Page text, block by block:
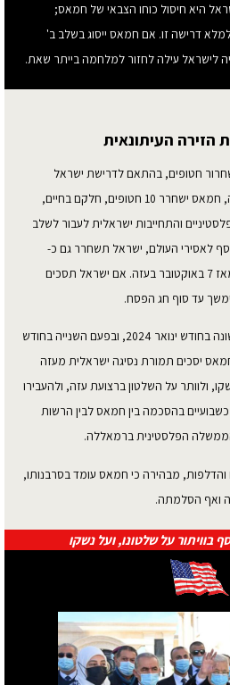
היא חיסול כוחו הצבאי של חמאס;
דרישה זו. אם חמאס ייסוג בשלב ב'
עילה לחזור למלחמה בייתר שאת.
העיתונאית
חטופים, בהתאם לדרישת ישראל
להאריך את שלב א'. על פי ההצעה, חמאס ישחרר 10 חטופים, חלקם בחיים,
אסירי עולם פלסטיניים והתחייבות ישראלית לעבור לשלב
לאסירי העולם, ישראל תשחרר גם כ-
1100 עצירים פלסטיניים שנעצרו מאז 7 באוקטובר בעזה. אם ישראל תסכים
עד סוף חג הפסח.
כפי שדיווחנו בלעדית בפעם הראשונה בחודש ינואר 2024, ובפעם השנייה בחודש
יסכים תמורת נסיגה ישראלית מעזה
על השלטון ברצועת עזה, ולהעבירו
בהסכמה בין חמאס לבין הרשות
הפלסטינית ברמאללה.
מבהירה כי חמאס עומד בסרבנותו,
ואף הסלמתה.
בוויתור על שלטונו, ועל נשקו